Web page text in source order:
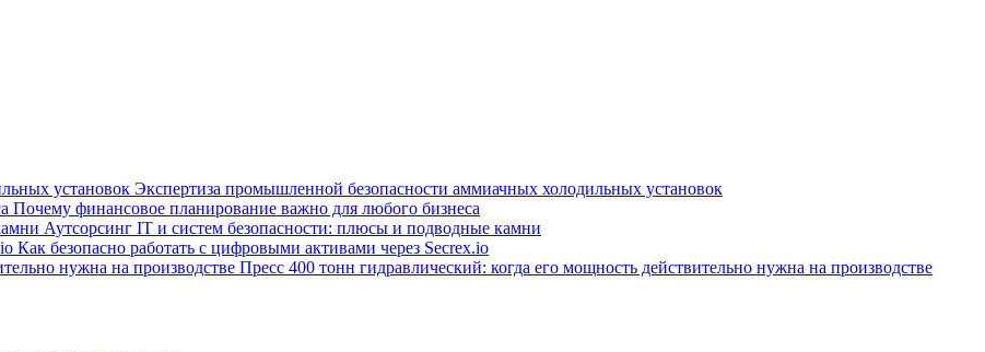
Экспертиза промышленной безопасности аммиачных холодильных установок
Почему финансовое планирование важно для любого бизнеса
Аутсорсинг IT и систем безопасности: плюсы и подводные камни
Как безопасно работать с цифровыми активами через Secrex.io
Пресс 400 тонн гидравлический: когда его мощность действительно нужна на производстве